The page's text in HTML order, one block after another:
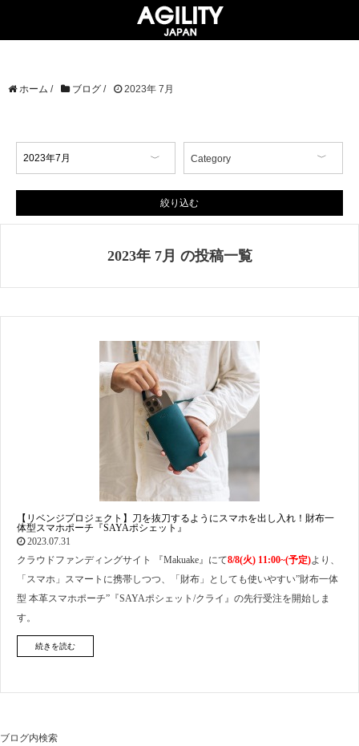
ホーム / ブログ / 2023年 7月
Category
AGILITY Affa(アジリティ アフ
ァ)
ブランド
絞り込む
2023年 7月 の投稿一覧
【リベンジプロジェクト】刀を抜刀するようにスマホを出し入れ！財布一
体型スマホポーチ『SAYAポシェット』
2023.07.31
クラウドファンディングサイト 『Makuake』にて8/8(火) 11:00~(予定)より、
「スマホ」スマートに携帯しつつ、「財布」としても使いやすい”財布一体
型 本革スマホポーチ”『SAYAポシェット/クライ』の先行受注を開始しま
す。
続きを読む
ブログ内検索